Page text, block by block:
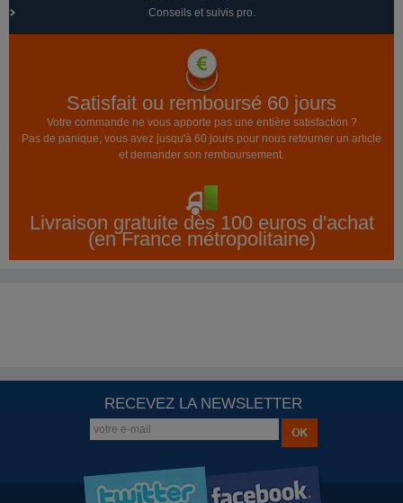
Conseils et suivis pro.
Satisfait ou remboursé 60 jours
Votre commande ne vous apporte pas une entière satisfaction ?
Pas de panique, vous avez jusqu'à 60 jours pour nous retourner un article
et demander son remboursement.
Livraison gratuite dès 100 euros d'achat
(en France métropolitaine)
RECEVEZ LA NEWSLETTER